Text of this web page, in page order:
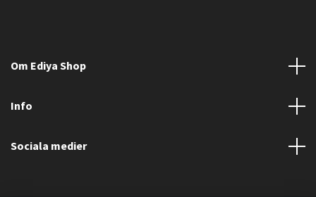
Om Ediya Shop
Info
Sociala medier